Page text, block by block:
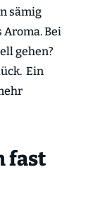
sämig
Bei
gehen?
Ein
fast